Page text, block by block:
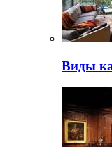
Виды